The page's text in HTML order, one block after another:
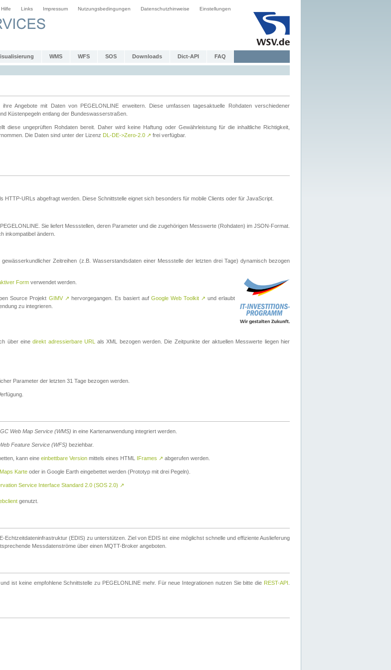
Hilfe Links Impressum Nutzungsbedingungen Datenschutzhinweise Einstellungen
WMS WFS SOS Downloads Dict-API FAQ
Angebote mit Daten von PEGELONLINE erweitern. Diese umfassen tagesaktuelle Rohdaten verschiedener
Küstenpegeln entlang der Bundeswasserstraßen.
diese ungeprüften Rohdaten bereit. Daher wird keine Haftung oder Gewährleistung für die inhaltliche Richtigkeit,
Die Daten sind unter der Lizenz DL-DE->Zero-2.0 ↗ frei verfügbar.
HTTP-URLs abgefragt werden. Diese Schnittstelle eignet sich besonders für mobile Clients oder für JavaScript.
Sie liefert Messstellen, deren Parameter und die zugehörigen Messwerte (Rohdaten) im JSON-Format.
inkompatibel ändern.
gewässerkundlicher Zeitreihen (z.B. Wasserstandsdaten einer Messstelle der letzten drei Tage) dynamisch bezogen
Form verwendet werden.
Source Projekt GIMV ↗ hervorgegangen. Es basiert auf Google Web Toolkit ↗ und erlaubt
zu integrieren.
über einedirekt adressierbare URL
als XML bezogen werden. Die Zeitpunkte der aktuellen Messwerte liegen hier
Parameter der letzten 31 Tage bezogen werden.
Web Map Service (WMS) in eine Kartenanwendung integriert werden.
Feature Service (WFS) beziehbar.
kann eine einbettbare Version mittels eines HTML IFrames ↗ abgerufen werden.
Karte oder in Google Earth eingebettet werden (Prototyp mit drei Pegeln).
Service Interface Standard 2.0 (SOS 2.0) ↗
genutzt.
Echtzeitdateninfrastruktur (EDIS) zu unterstützen. Ziel von EDIS ist eine möglichst schnelle und effiziente Auslieferung
Messdatenströme über einen MQTT-Broker angeboten.
ist keine empfohlene Schnittstelle zu PEGELONLINE mehr. Für neue Integrationen nutzen Sie bitte die REST-API